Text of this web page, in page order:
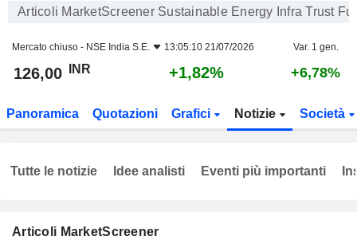
Articoli MarketScreener Sustainable Energy Infra Trust
Mercato chiuso - NSE India S.E. 13:05:10 21/07/2026 Var. 1 gen.
126,00 INR +1,82% +6,78%
Panoramica Quotazioni Grafici Notizie Società
Articoli MarketScreener
Tutte le notizie Idee analisti Eventi più importanti